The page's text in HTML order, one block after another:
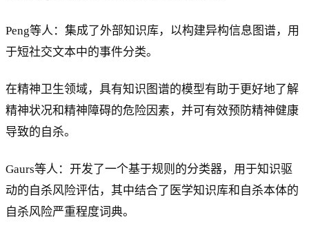
Peng等人：集成了外部知识库，以构建异构信息图谱，用
于短社交文本中的事件分类。
在精神卫生领域，具有知识图谱的模型有助于更好地了解
精神状况和精神障碍的危险因素，并可有效预防精神健康
导致的自杀。
Gaurs等人：开发了一个基于规则的分类器，用于知识驱
动的自杀风险评估，其中结合了医学知识库和自杀本体的
自杀风险严重程度词典。